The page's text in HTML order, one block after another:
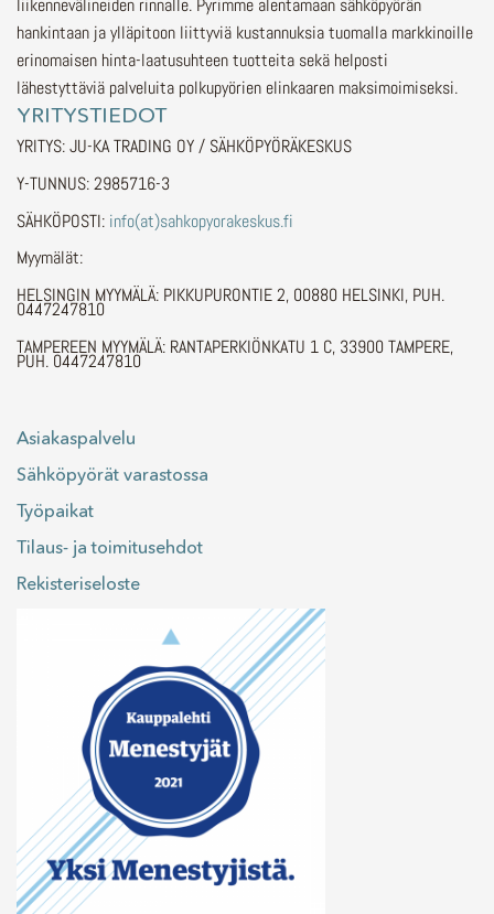
liikennevälineiden rinnalle. Pyrimme alentamaan sähköpyörän
hankintaan ja ylläpitoon liittyviä kustannuksia tuomalla markkinoille
erinomaisen hinta-laatusuhteen tuotteita sekä helposti
lähestyttäviä palveluita polkupyörien elinkaaren maksimoimiseksi.
YRITYSTIEDOT
YRITYS: JU-KA TRADING OY / SÄHKÖPYÖRÄKESKUS
Y-TUNNUS: 2985716-3
SÄHKÖPOSTI: info(at)sahkopyorakeskus.fi
Myymälät:
HELSINGIN MYYMÄLÄ: PIKKUPURONTIE 2, 00880 HELSINKI, PUH.
0447247810
TAMPEREEN MYYMÄLÄ: RANTAPERKIÖNKATU 1 C, 33900 TAMPERE,
PUH. 0447247810
Asiakaspalvelu
Sähköpyörät varastossa
Työpaikat
Tilaus- ja toimitusehdot
Rekisteriseloste